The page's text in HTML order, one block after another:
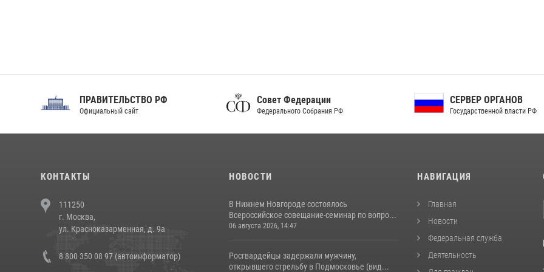
ПРАВИТЕЛЬСТВО РФ
Официальный сайт
Совет Федерации
Федерального Собрания РФ
СЕРВЕР ОРГАНОВ
Государственной власти РФ
КОНТАКТЫ
111250
г. Москва,
ул. Красноказарменная, д. 9а
8 800 350 08 97 (автоинформатор)
НОВОСТИ
В Нижнем Новгороде состоялось
Всероссийское совещание-семинар по вопро...
06 августа 2026, 14:47
Росгвардейцы задержали мужчину,
открывшего стрельбу в Подмосковье (вид...
НАВИГАЦИЯ
Главная
Новости
Федеральная служба
Деятельность